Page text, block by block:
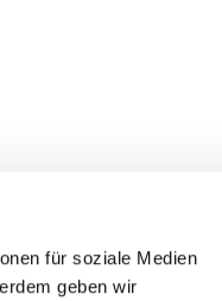
für soziale Medien
geben wir